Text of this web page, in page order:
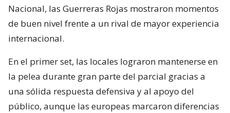
Nacional, las Guerreras Rojas mostraron momentos
de buen nivel frente a un rival de mayor experiencia
internacional.
En el primer set, las locales lograron mantenerse en
la pelea durante gran parte del parcial gracias a
una sólida respuesta defensiva y al apoyo del
público, aunque las europeas marcaron diferencias